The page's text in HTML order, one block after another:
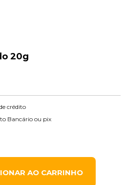
20g
crédito
Bancário ou pix
AO CARRINHO